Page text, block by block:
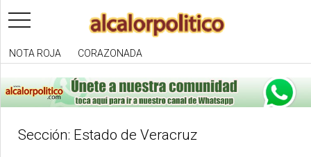
toggle
navigation
NOTA ROJA CORAZONADA
Sección: Estado de Veracruz